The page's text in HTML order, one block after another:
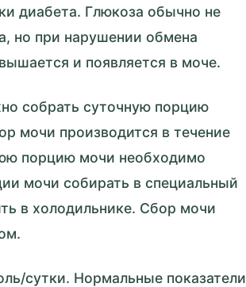
диабета. Глюкоза обычно не
но при нарушении обмена
и появляется в моче.
собрать суточную порцию
мочи производится в течение
порцию мочи необходимо
мочи собирать в специальный
в холодильнике. Сбор мочи
сутки. Нормальные показатели